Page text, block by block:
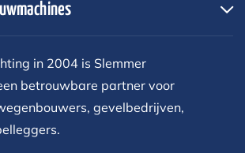
in 2004 is Slemmer
betrouwbare partner voor
gevelbedrijven,